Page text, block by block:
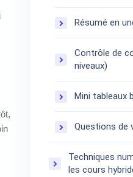
Résumé en
Contrôle de
niveaux)
Mini tableaux
Questions de
Techniques
les cours